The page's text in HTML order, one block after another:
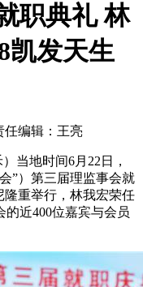
职典礼 林
凯发天生
任编辑：王亮
当地时间6月22日，
”）第三届理监事会就
隆重举行，林我宏荣任
近400位嘉宾与会员